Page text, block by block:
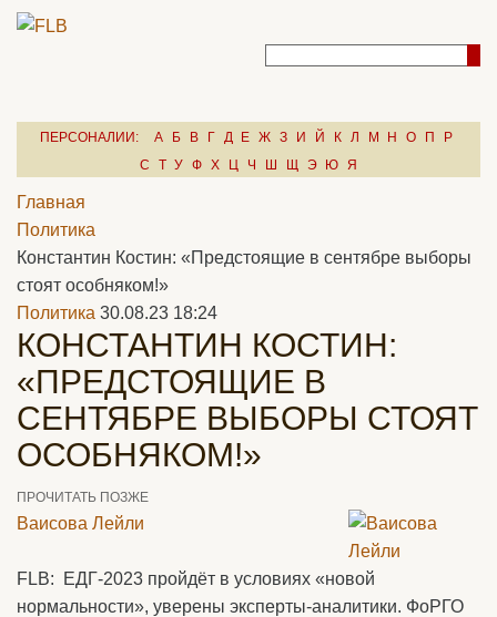
ПЕРСОНАЛИИ: А Б В Г Д Е Ж З И Й К Л М Н О П
Р
С
Т У Ф Х Ц Ч Ш Щ Э Ю Я
Главная
Политика
Константин Костин: «Предстоящие в сентябре выборы
стоят особняком!»
Политика 30.08.23 18:24
КОНСТАНТИН КОСТИН:
«ПРЕДСТОЯЩИЕ В
СЕНТЯБРЕ ВЫБОРЫ СТОЯТ
ОСОБНЯКОМ!»
ПРОЧИТАТЬ ПОЗЖЕ
Ваисова Лейли
FLB: ЕДГ-2023 пройдёт в условиях «новой
нормальности», уверены эксперты-аналитики. ФоРГО